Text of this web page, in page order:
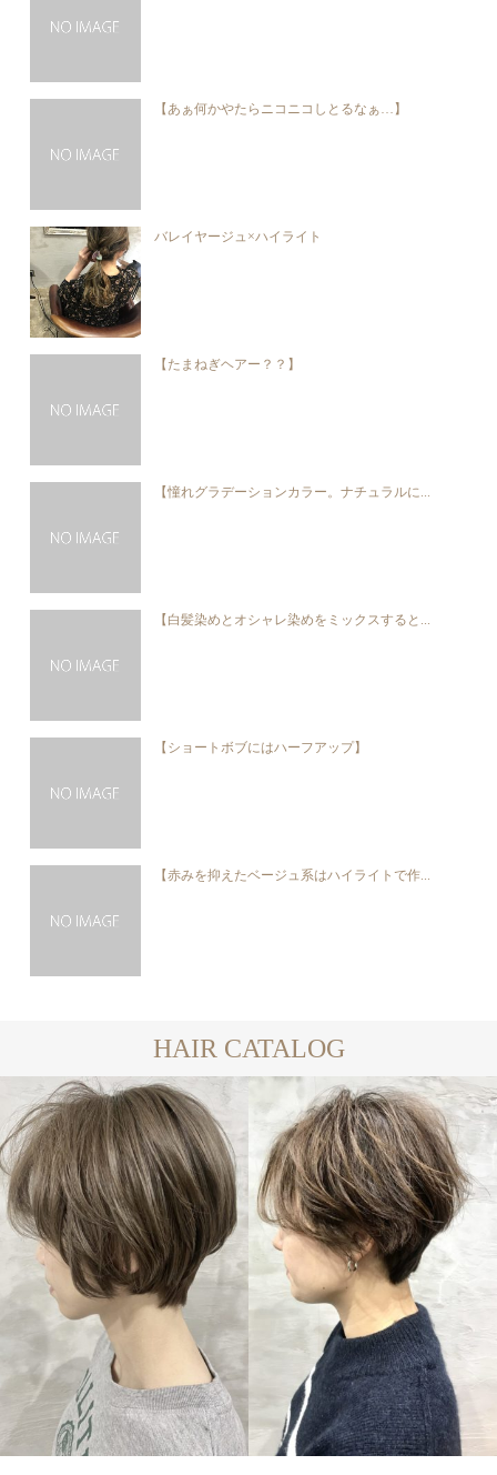
【あぁ何かやたらニコニコしとるなぁ…】
バレイヤージュ×ハイライト
【たまねぎヘアー？？】
【憧れグラデーションカラー。ナチュラルに...
【白髪染めとオシャレ染めをミックスすると...
【ショートボブにはハーフアップ】
【赤みを抑えたベージュ系はハイライトで作...
HAIR CATALOG
SHORT